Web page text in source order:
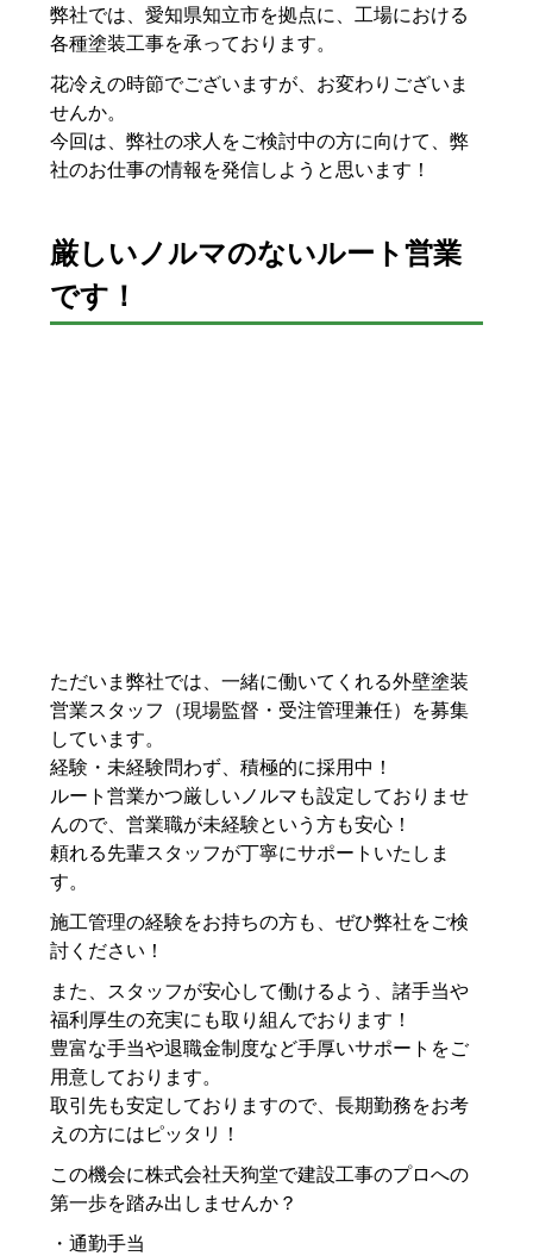
弊社では、愛知県知立市を拠点に、工場における
各種塗装工事を承っております。
花冷えの時節でございますが、お変わりございま
せんか。
今回は、弊社の求人をご検討中の方に向けて、弊
社のお仕事の情報を発信しようと思います！
厳しいノルマのないルート営業
です！
ただいま弊社では、一緒に働いてくれる外壁塗装
営業スタッフ（現場監督・受注管理兼任）を募集
しています。
経験・未経験問わず、積極的に採用中！
ルート営業かつ厳しいノルマも設定しておりませ
んので、営業職が未経験という方も安心！
頼れる先輩スタッフが丁寧にサポートいたしま
す。
施工管理の経験をお持ちの方も、ぜひ弊社をご検
討ください！
また、スタッフが安心して働けるよう、諸手当や
福利厚生の充実にも取り組んでおります！
豊富な手当や退職金制度など手厚いサポートをご
用意しております。
取引先も安定しておりますので、長期勤務をお考
えの方にはピッタリ！
この機会に株式会社天狗堂で建設工事のプロへの
第一歩を踏み出しませんか？
・通勤手当